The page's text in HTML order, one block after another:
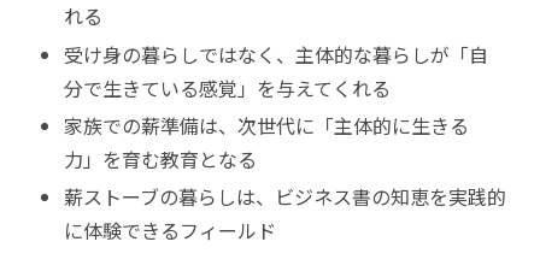
れる
受け身の暮らしではなく、主体的な暮らしが「自
分で生きている感覚」を与えてくれる
家族での薪準備は、次世代に「主体的に生きる
力」を育む教育となる
薪ストーブの暮らしは、ビジネス書の知恵を実践的
に体験できるフィールド